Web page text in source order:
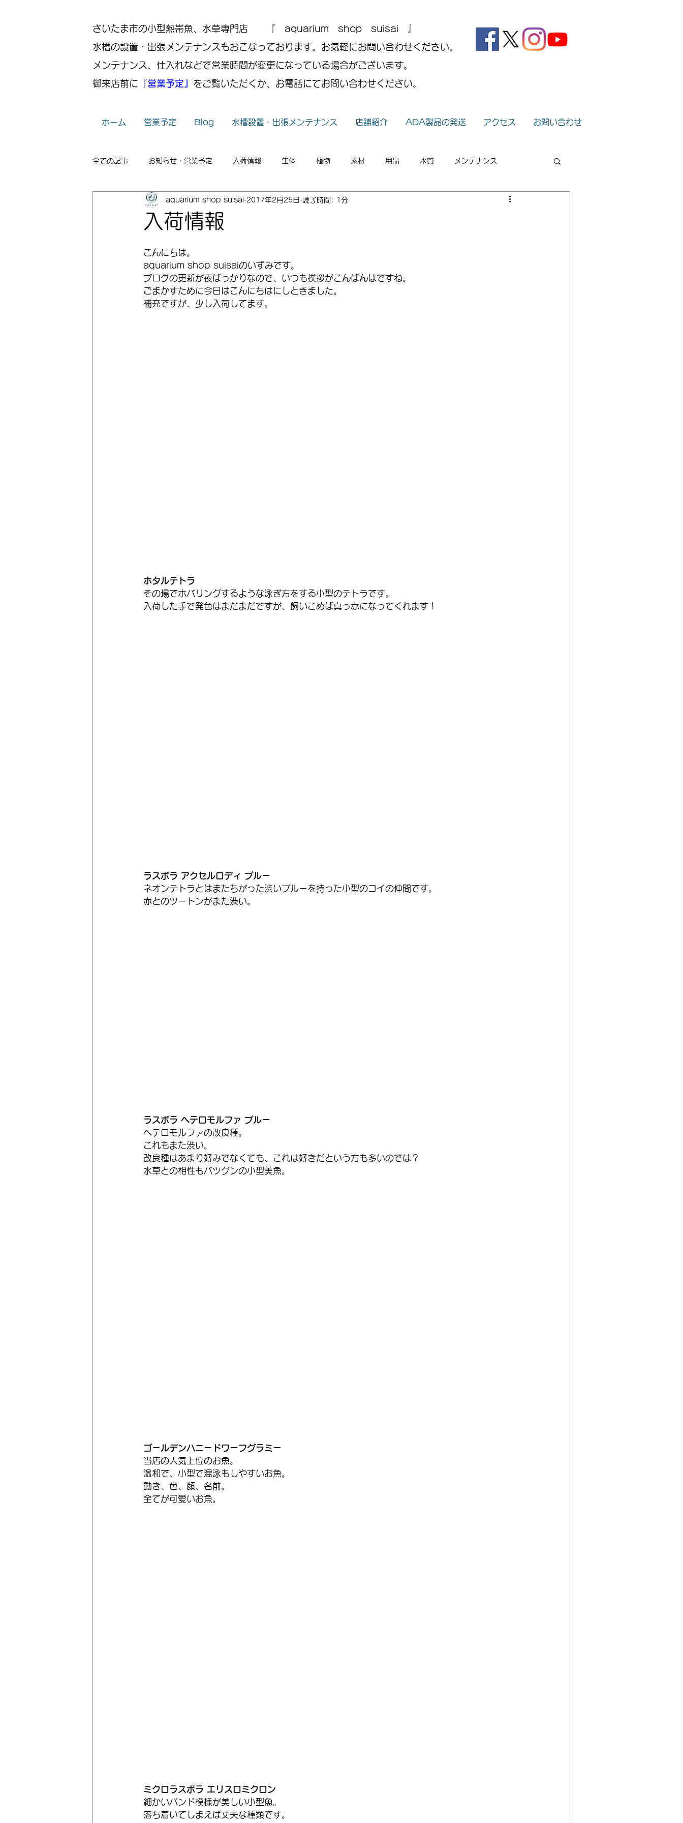
さいたま市の小型熱帯魚、水草専門店 『 aquarium shop suisai 』
水槽の設置・出張メンテナンスもおこなっております。お気軽にお問い合わせください。
メンテナンス、仕入れなどで営業時間が変更になっている場合がございます。
御来店前に 『営業予定』 をご覧いただくか、お電話にてお問い合わせください。
ホーム 営業予定 Blog 水槽設置・出張メンテナンス 店舗紹介 ADA製品の発送 アクセス お問い合わせ
全ての記事 お知らせ・営業予定 入荷情報 生体 植物 素材 用品 水質 メンテナンス
レイアウト 出張メンテナンス 小ネタ 2026年 2025年
入荷情報
aquarium shop suisai 2017年2月25日 読了時間: 1分
こんにちは。
aquarium shop suisaiのいずみです。
ブログの更新が夜ばっかりなので、いつも挨拶がこんばんはですね。
ごまかすために今日はこんにちはにしときました。
補充ですが、少し入荷してます。
ホタルテトラ
その場でホバリングするような泳ぎ方をする小型のテトラです。
入荷した手で発色はまだまだですが、飼いこめば真っ赤になってくれます！
ラスボラ アクセルロディ ブルー
ネオンテトラとはまたちがった渋いブルーを持った小型のコイの仲間です。
赤とのツートンがまた渋い。
ラスボラ ヘテロモルファ ブルー
ヘテロモルファの改良種。
これもまた渋い。
改良種はあまり好みでなくても、これは好きだという方も多いのでは？
水草との相性もバツグンの小型美魚。
ゴールデンハニードワーフグラミー
当店の人気上位のお魚。
温和で、小型で混泳もしやすいお魚。
動き、色、顔、名前。
全てが可愛いお魚。
ミクロラスボラ エリスロミクロン
細かいバンド模様が美しい小型魚。
落ち着いてしまえば丈夫な種類です。